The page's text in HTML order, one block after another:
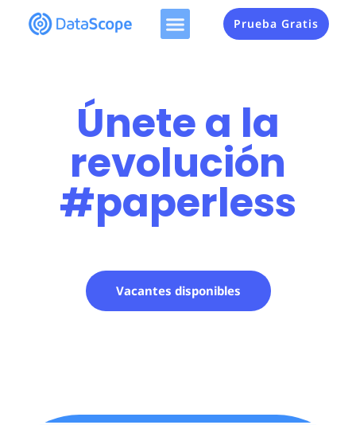
Prueba Gratis
Únete a la
revolución
#paperless
Vacantes disponibles